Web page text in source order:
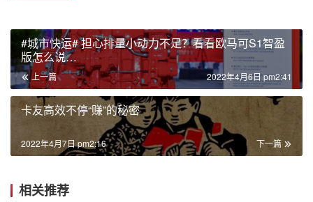
#城市快运# 担心排量小动力不足？看看欧马可S1智盈
版怎么说…
上一篇 2022年4月6日 pm2:41
卡友高效不停“赚”的秘密
下一篇
2022年4月7日 pm2:16
相关推荐